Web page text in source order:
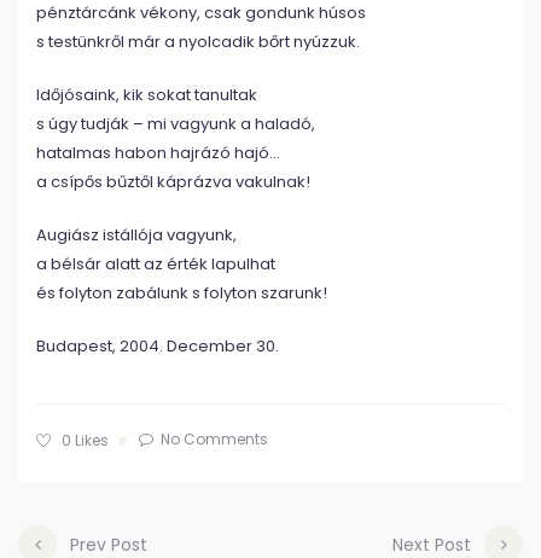
pénztárcánk vékony, csak gondunk húsos
s testünkről már a nyolcadik bőrt nyúzzuk.
Időjósaink, kik sokat tanultak
s úgy tudják – mi vagyunk a haladó,
hatalmas habon hajrázó hajó…
a csípős bűztől káprázva vakulnak!
Augiász istállója vagyunk,
a bélsár alatt az érték lapulhat
és folyton zabálunk s folyton szarunk!
Budapest, 2004. December 30.
0 Likes No Comments
Prev Post Next Post